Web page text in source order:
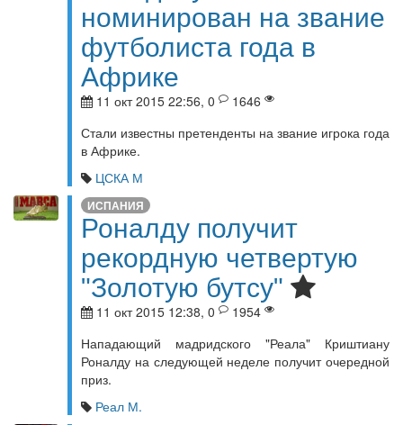
номинирован на звание
футболиста года в
Африке
11 окт 2015 22:56, 0
1646
Стали известны претенденты на звание игрока года
в Африке.
ЦСКА М
ИСПАНИЯ
Роналду получит
рекордную четвертую
"Золотую бутсу"
11 окт 2015 12:38, 0
1954
Нападающий мадридского "Реала" Криштиану
Роналду на следующей неделе получит очередной
приз.
Реал М.